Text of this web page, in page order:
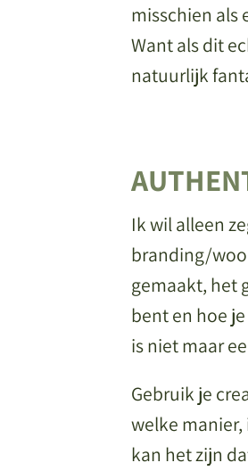
misschien als
Want als dit
natuurlijk
Ik wil alleen
branding/
gemaakt, het
bent en hoe
is niet maar
Gebruik je
welke
kan het zijn